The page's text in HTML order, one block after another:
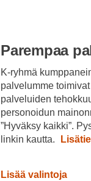
Parempaa
K-ryhmä
palvelumme
palveluiden
personoidun
”Hyväksy kaikki”.
linkin kautta.
Lisää valintoja